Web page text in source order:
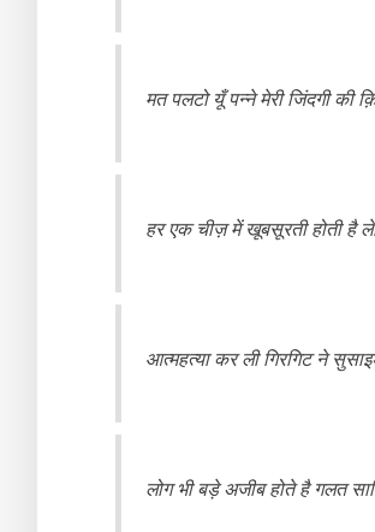
मत पलटो यूँ पन्ने मेरी जिंदगी की
हर एक चीज़ में खूबसूरती होती है
आत्महत्या कर ली गिरगिट ने
लोग भी बड़े अजीब होते है गलत